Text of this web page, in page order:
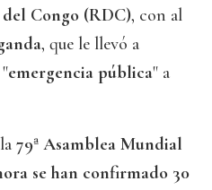
Congo (RDC), con al
, que le llevó a
emergencia pública" a
79ª Asamblea Mundial
se han confirmado 30